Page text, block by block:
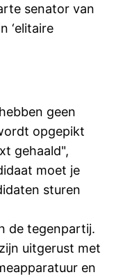
senator van
‘elitaire
geen
opgepikt
gehaald",
moet je
sturen
de tegenpartij.
uitgerust met
en